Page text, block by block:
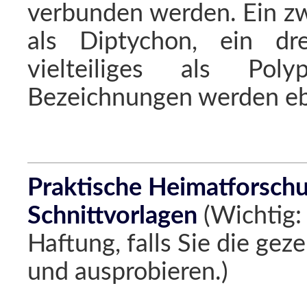
verbunden werden. Ein
als Diptychon, ein
vielteiliges als
Bezeichnungen werden
Praktische
Schnittvorlagen (Wichtig:
Haftung, falls Sie die
und ausprobieren.)